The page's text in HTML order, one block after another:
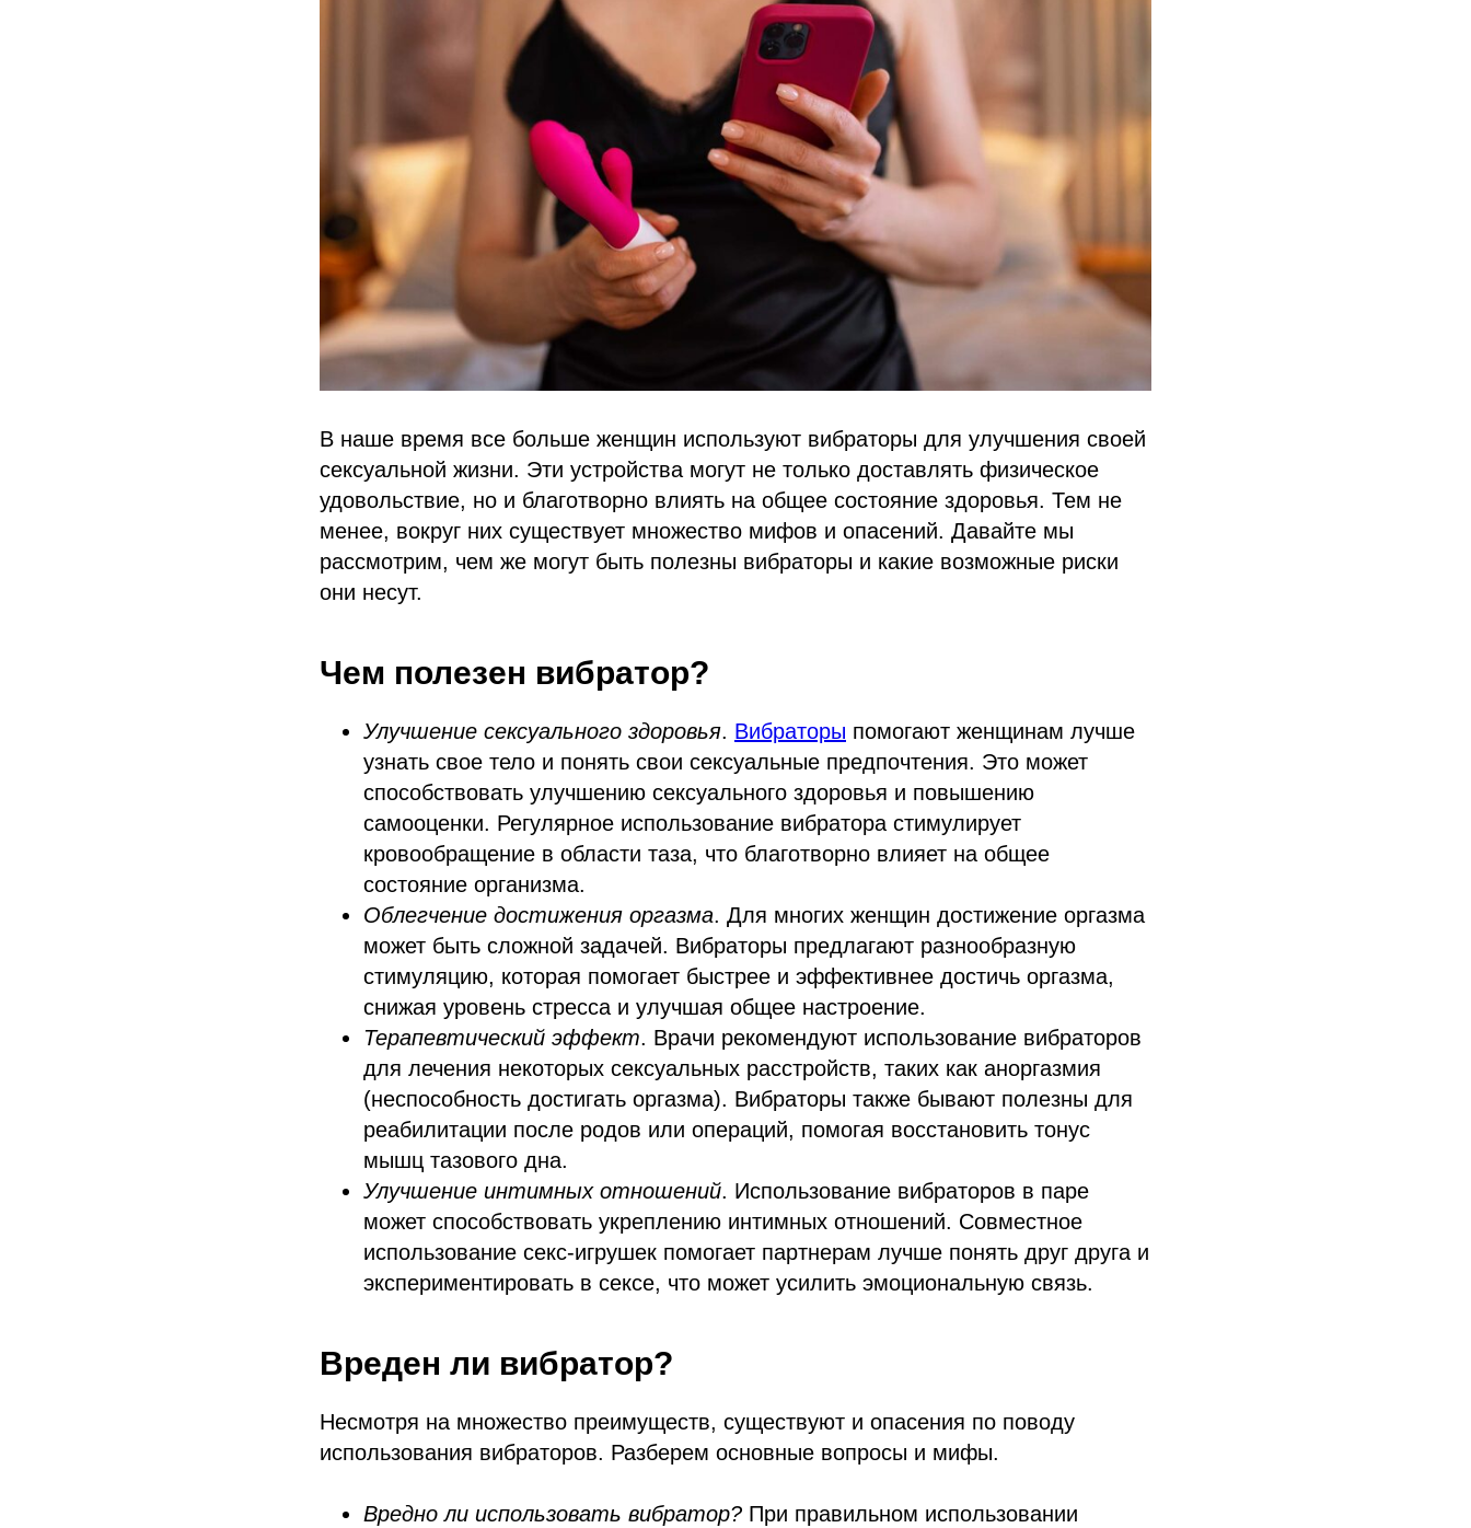
В наше время все больше женщин используют вибраторы для улучшения своей
сексуальной жизни. Эти устройства могут не только доставлять физическое
удовольствие, но и благотворно влиять на общее состояние здоровья. Тем не
менее, вокруг них существует множество мифов и опасений. Давайте мы
рассмотрим, чем же могут быть полезны вибраторы и какие возможные риски
они несут.
Чем полезен вибратор?
Улучшение сексуального здоровья. Вибраторы помогают женщинам лучше
узнать свое тело и понять свои сексуальные предпочтения. Это может
способствовать улучшению сексуального здоровья и повышению
самооценки. Регулярное использование вибратора стимулирует
кровообращение в области таза, что благотворно влияет на общее
состояние организма.
Облегчение достижения оргазма. Для многих женщин достижение оргазма
может быть сложной задачей. Вибраторы предлагают разнообразную
стимуляцию, которая помогает быстрее и эффективнее достичь оргазма,
снижая уровень стресса и улучшая общее настроение.
Терапевтический эффект. Врачи рекомендуют использование вибраторов
для лечения некоторых сексуальных расстройств, таких как аноргазмия
(неспособность достигать оргазма). Вибраторы также бывают полезны для
реабилитации после родов или операций, помогая восстановить тонус
мышц тазового дна.
Улучшение интимных отношений. Использование вибраторов в паре
может способствовать укреплению интимных отношений. Совместное
использование секс-игрушек помогает партнерам лучше понять друг друга и
экспериментировать в сексе, что может усилить эмоциональную связь.
Вреден ли вибратор?
Несмотря на множество преимуществ, существуют и опасения по поводу
использования вибраторов. Разберем основные вопросы и мифы.
Вредно ли использовать вибратор? При правильном использовании